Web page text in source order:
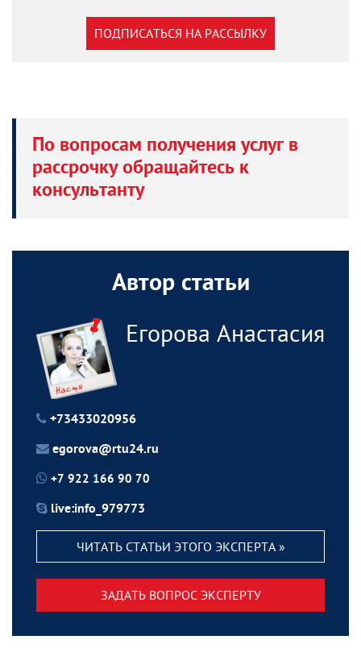
ПОДПИСАТЬСЯ НА РАССЫЛКУ
По вопросам получения услуг в
рассрочку обращайтесь к
консультанту
Автор статьи
Егорова Анастасия
+73433020956
egorova@rtu24.ru
+7 922 166 90 70
live:info_979773
ЧИТАТЬ СТАТЬИ ЭТОГО ЭКСПЕРТА »
ЗАДАТЬ ВОПРОС ЭКСПЕРТУ